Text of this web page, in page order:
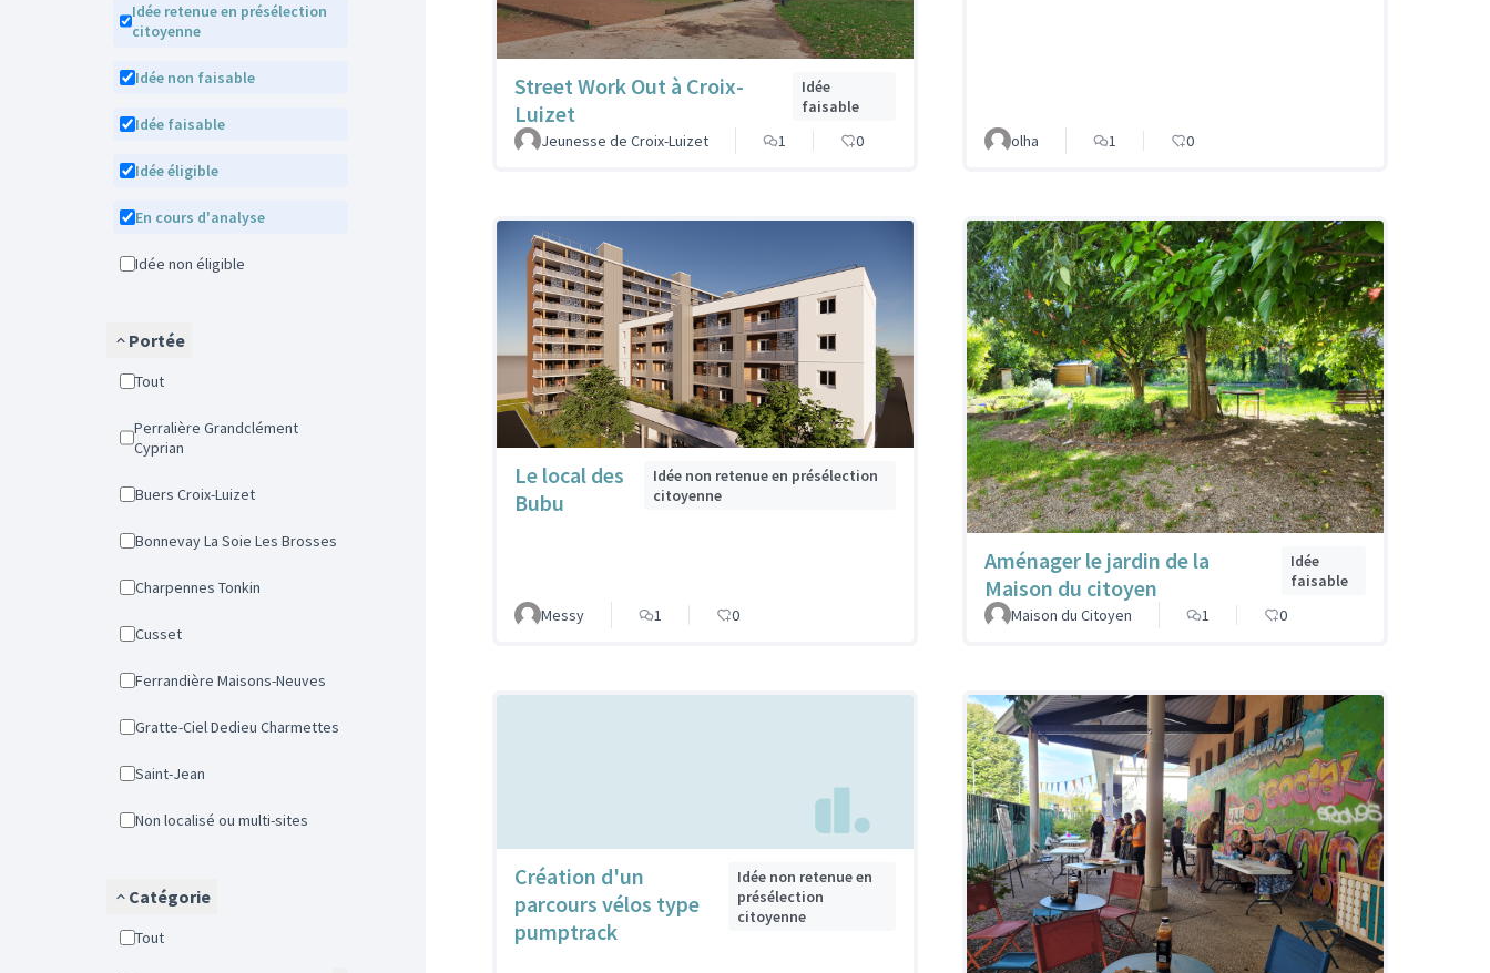
Idée retenue en présélection
citoyenne
Idée non faisable
Idée faisable
Idée éligible
En cours d'analyse
Idée non éligible
Portée
Tout
Perralière Grandclément
Cyprian
Buers Croix-Luizet
Bonnevay La Soie Les Brosses
Charpennes Tonkin
Cusset
Ferrandière Maisons-Neuves
Gratte-Ciel Dedieu Charmettes
Saint-Jean
Non localisé ou multi-sites
Catégorie
Tout
Street Work Out à Croix-
Luizet
Idée
faisable
Jeunesse de Croix-Luizet
1 0 olha 1 0
Le local des
Bubu
Idée non retenue en présélection
citoyenne
Messy 1 0
Aménager le jardin de la
Maison du citoyen
Idée
faisable
Maison du Citoyen
1 0
Création d'un
parcours vélos type
pumptrack
Idée non retenue en
présélection
citoyenne